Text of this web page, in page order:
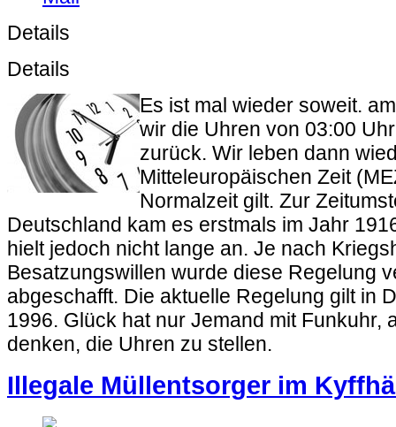
Details
Details
Es ist mal wieder soweit.
wir die Uhren von 03:00
zurück. Wir leben dann
Mitteleuropäischen Zeit
Normalzeit gilt. Zur
Deutschland kam es erstmals im Jahr
hielt jedoch nicht lange an. Je nach
Besatzungswillen wurde diese Regelung
abgeschafft. Die aktuelle Regelung gilt in
1996. Glück hat nur Jemand mit Funkuhr,
denken, die Uhren zu stellen.
Illegale Müllentsorger im